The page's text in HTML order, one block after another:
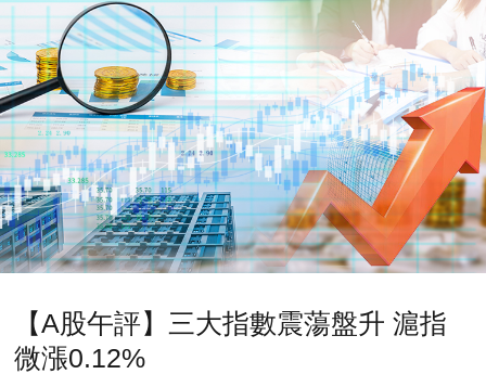
【A股午評】三大指數震蕩盤升 滬指
微漲0.12%